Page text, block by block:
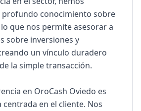
conocimiento sobre
que nos permite asesorar a
sobre inversiones y
un vínculo duradero
la simple transacción.
en OroCash Oviedo es
en el cliente. Nos